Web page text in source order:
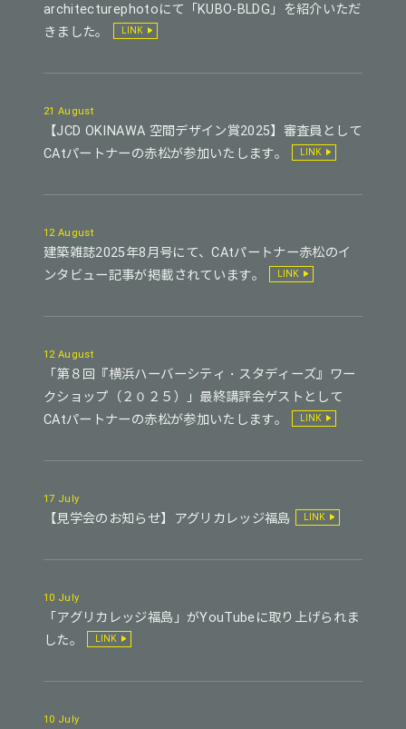
architecturephotoにて「KUBO-BLDG」を紹介いただ
きました。
LINK
21 August
【JCD OKINAWA 空間デザイン賞2025】審査員として
CAtパートナーの赤松が参加いたします。
LINK
12 August
建築雑誌2025年8月号にて、CAtパートナー赤松のイ
ンタビュー記事が掲載されています。
LINK
12 August
「第８回『横浜ハーバーシティ・スタディーズ』ワー
クショップ（２０２５）」最終講評会ゲストとして
CAtパートナーの赤松が参加いたします。
LINK
17 July
【見学会のお知らせ】アグリカレッジ福島 LINK
10 July
「アグリカレッジ福島」がYouTubeに取り上げられま
した。
LINK
10 July